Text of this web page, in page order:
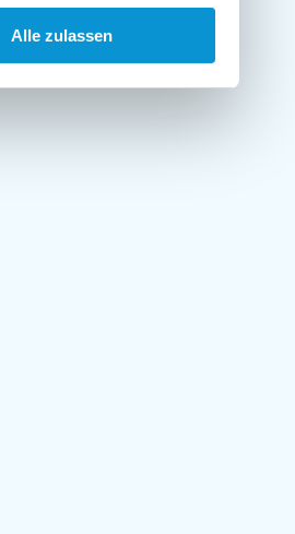
Alle zulassen